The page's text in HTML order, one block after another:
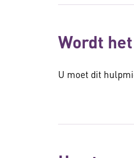
Wordt
U moet dit